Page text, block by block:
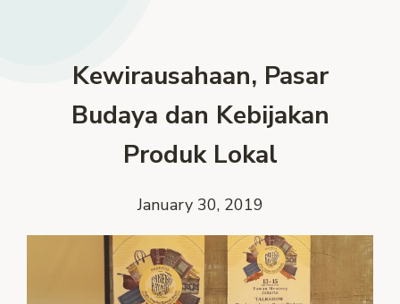
Kewirausahaan, Pasar
Budaya dan Kebijakan
Produk Lokal
January 30, 2019